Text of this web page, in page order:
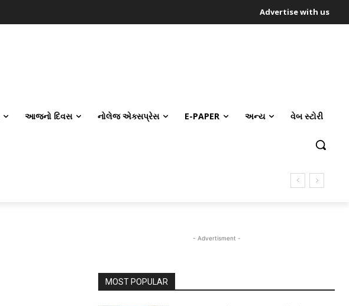
Advertise with us
આજનો દિવસ નોલેજ એક્સપ્રેસ E-PAPER અન્ય વેબ સ્ટોરી
- Advertisment -
MOST POPULAR